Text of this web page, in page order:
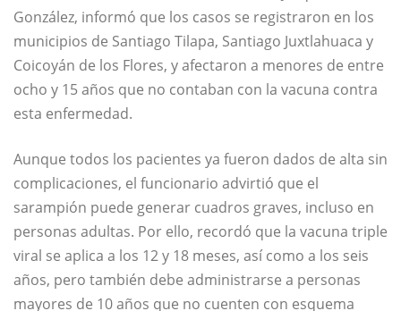
González, informó que los casos se registraron en los
municipios de Santiago Tilapa, Santiago Juxtlahuaca y
Coicoyán de los Flores, y afectaron a menores de entre
ocho y 15 años que no contaban con la vacuna contra
esta enfermedad.
Aunque todos los pacientes ya fueron dados de alta sin
complicaciones, el funcionario advirtió que el
sarampión puede generar cuadros graves, incluso en
personas adultas. Por ello, recordó que la vacuna triple
viral se aplica a los 12 y 18 meses, así como a los seis
años, pero también debe administrarse a personas
mayores de 10 años que no cuenten con esquema